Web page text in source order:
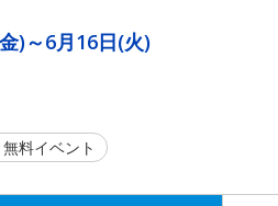
)～6月16日(火)
無料イベント